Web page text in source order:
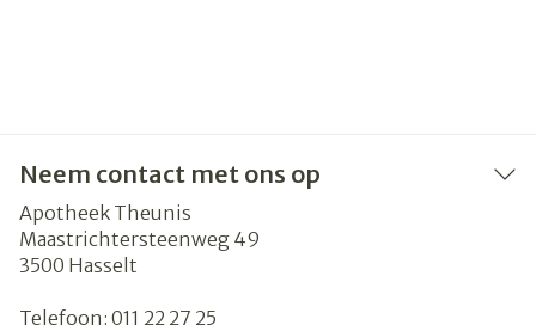
Neem contact met ons op
Apotheek Theunis
Maastrichtersteenweg 49
3500 Hasselt
Telefoon: 011 22 27 25